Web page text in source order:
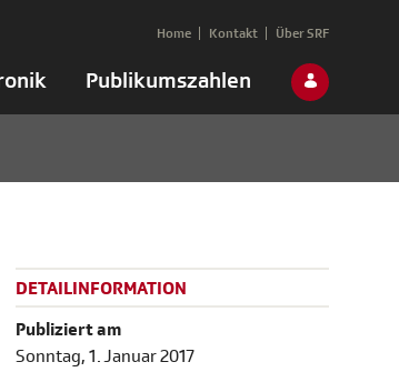
Publikumszahlen
Home Kontakt Über SRF
DETAILINFORMATION
Publiziert am
Sonntag, 1. Januar 2017